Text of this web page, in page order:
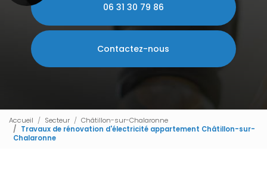
06 31 30 79 86
Contactez-nous
Voir le certificat
Accueil Secteur
Châtillon-sur-Chalaronne
Travaux de rénovation d'électricité appartement Châtillon-sur-
Chalaronne